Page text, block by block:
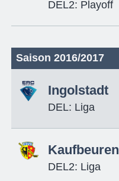
DEL2: Playoff
Saison 2016/2017
Ingolstadt
DEL: Liga
Kaufbeuren
DEL2: Liga